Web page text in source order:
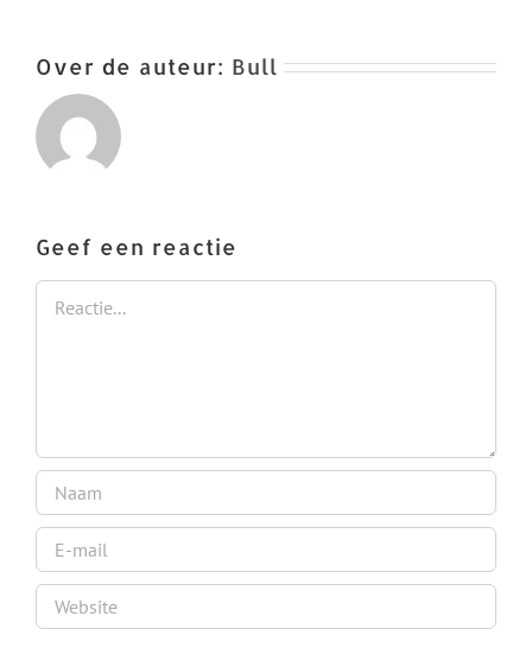
Over de auteur: Bull
Geef een reactie